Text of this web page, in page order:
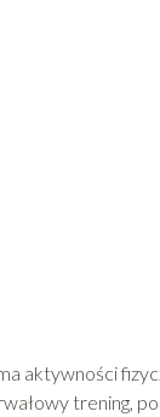
aktywności
trening,